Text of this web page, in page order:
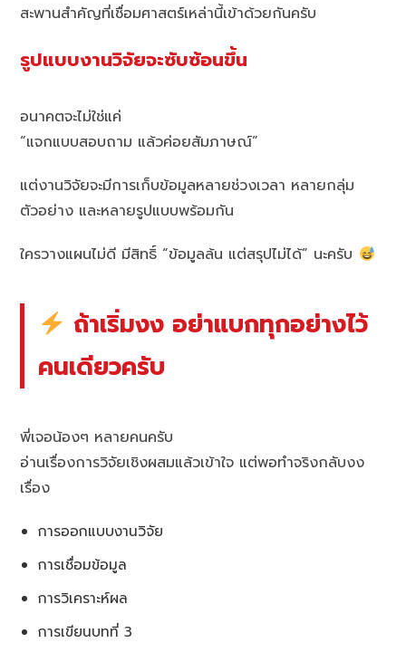
สะพานสำคัญที่เชื่อมศาสตร์เหล่านี้เข้าด้วยกันครับ
รูปแบบงานวิจัยจะซับซ้อนขึ้น
อนาคตจะไม่ใช่แค่
“แจกแบบสอบถาม แล้วค่อยสัมภาษณ์”
แต่งานวิจัยจะมีการเก็บข้อมูลหลายช่วงเวลา หลายกลุ่ม
ตัวอย่าง และหลายรูปแบบพร้อมกัน
ใครวางแผนไม่ดี มีสิทธิ์ “ข้อมูลล้น แต่สรุปไม่ได้” นะครับ
ถ้าเริ่มงง อย่าแบกทุกอย่างไว้
คนเดียวครับ
พี่เจอน้องๆ หลายคนครับ
อ่านเรื่องการวิจัยเชิงผสมแล้วเข้าใจ แต่พอทำจริงกลับงง
เรื่อง
การออกแบบงานวิจัย
การเชื่อมข้อมูล
การวิเคราะห์ผล
การเขียนบทที่ 3